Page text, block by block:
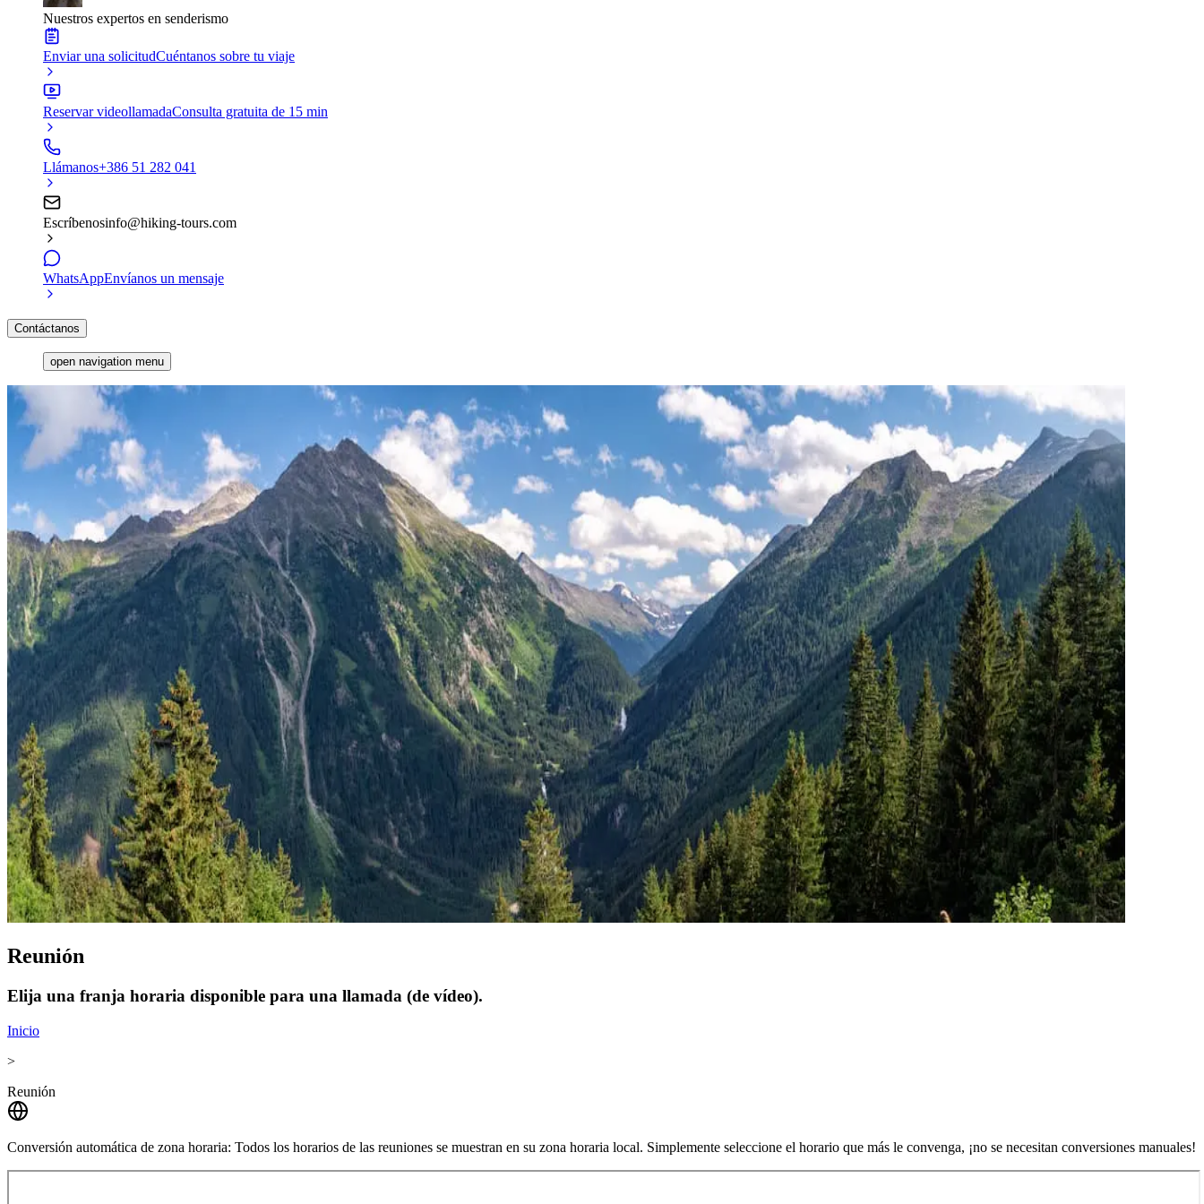
Nuestros expertos en senderismo
Enviar una solicitudCuéntanos sobre tu viaje
Reservar videollamadaConsulta gratuita de 15 min
Llámanos+386 51 282 041
Escríbenosinfo@hiking-tours.com
WhatsAppEnvíanos un mensaje
Contáctanos
open navigation menu
Reunión
Elija una franja horaria disponible para una llamada (de vídeo).
Inicio
>
Reunión
Conversión automática de zona horaria: Todos los horarios de las reuniones se muestran en su zona horaria local. Simplemente seleccione el horario que más le convenga, ¡no se necesitan conversiones manuales!